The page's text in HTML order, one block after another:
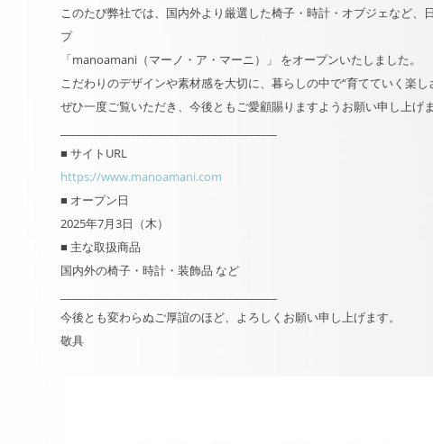
このたび弊社では、国内外より厳選した椅子・時計・オブジェなど
プ
「manoamani（マーノ・ア・マーニ）」 をオープンいたしました。
こだわりのデザインや素材感を大切に、暮らしの中で“育てていく楽
ぜひ一度ご覧いただき、今後ともご愛顧賜りますようお願い申し上げま
■ サイトURL
https://www.manoamani.com
■ オープン日
2025年7月3日（木）
■ 主な取扱商品
国内外の椅子・時計・装飾品 など
今後とも変わらぬご厚誼のほど、よろしくお願い申し上げます。
敬具